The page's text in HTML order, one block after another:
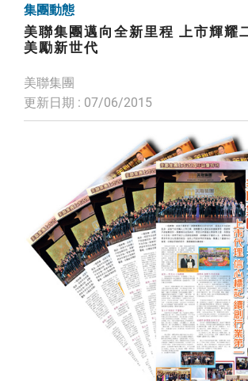
集團動態
美聯集團邁向全新里程 上市輝耀
美勵新世代
美聯集團
更新日期 : 07/06/2015